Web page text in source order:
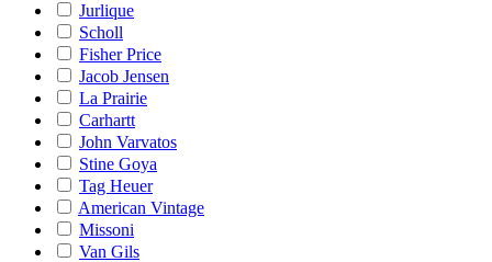
Jurlique
Scholl
Fisher Price
Jacob Jensen
La Prairie
Carhartt
John Varvatos
Stine Goya
Tag Heuer
American Vintage
Missoni
Van Gils